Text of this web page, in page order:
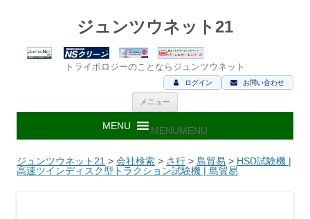
ジュンツウネット21
トライボロジーのことならジュンツウネット
お問い合わせ
ログイン
メニュー
ン
ツ
ス
キ
ッ
MENUMENU
ジュンツウネット21 > 会社検索 > さ行 > 島貿易 > HSD試験機 |
高速ツインディスク型トラクション試験機 | 島貿易